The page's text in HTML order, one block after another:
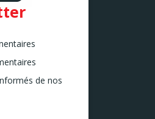
de nos